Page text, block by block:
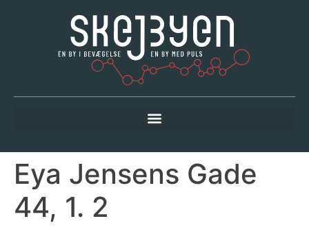
Eya Jensens Gade
44, 1. 2